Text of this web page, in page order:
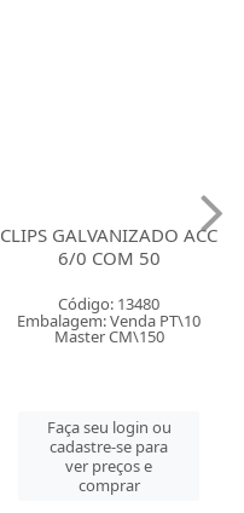
CLIPS GALVANIZADO ACC
6/0 COM 50
Código: 13480
Embalagem: Venda PT\10
Master CM\150
Faça seu login ou
cadastre-se para
ver preços e
comprar